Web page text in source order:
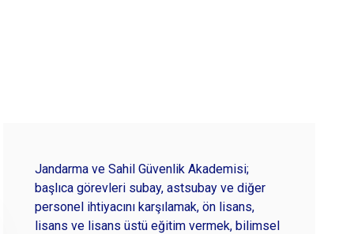
Jandarma ve Sahil Güvenlik Akademisi;
başlıca görevleri subay, astsubay ve diğer
personel ihtiyacını karşılamak, ön lisans,
lisans ve lisans üstü eğitim vermek, bilimsel